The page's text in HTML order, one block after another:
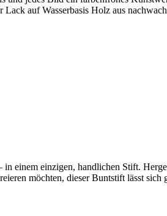
auf Wasserbasis Holz aus
einem einzigen, handlichen Stift.
möchten, dieser Buntstift lässt